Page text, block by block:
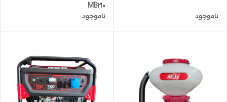
ناموجود
MB210
ناموجود